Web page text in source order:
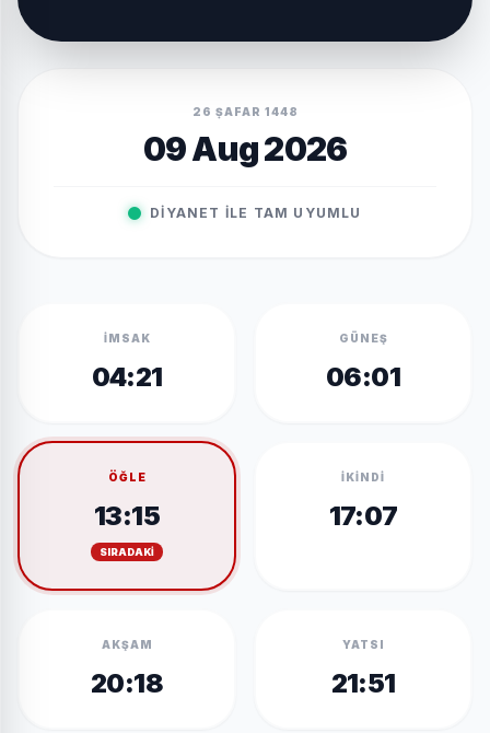
26 ṢAFAR 1448
09 Aug 2026
DIYANET ILE TAM UYUMLU
İMSAK
04:21
GÜNEŞ
06:01
ÖĞLE
13:15
SIRADAKI
İKINDI
17:07
AKŞAM
20:18
YATSI
21:51